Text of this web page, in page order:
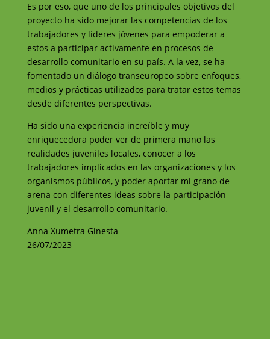
Es por eso, que uno de los principales objetivos del
proyecto ha sido mejorar las competencias de los
trabajadores y líderes jóvenes para empoderar a
estos a participar activamente en procesos de
desarrollo comunitario en su país. A la vez, se ha
fomentado un diálogo transeuropeo sobre enfoques,
medios y prácticas utilizados para tratar estos temas
desde diferentes perspectivas.
Ha sido una experiencia increíble y muy
enriquecedora poder ver de primera mano las
realidades juveniles locales, conocer a los
trabajadores implicados en las organizaciones y los
organismos públicos, y poder aportar mi grano de
arena con diferentes ideas sobre la participación
juvenil y el desarrollo comunitario.
Anna Xumetra Ginesta
26/07/2023